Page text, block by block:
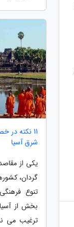
11 نکته
شرق آسیا
یکی از
گردان،
تنوع
بخش از
ترغیب می